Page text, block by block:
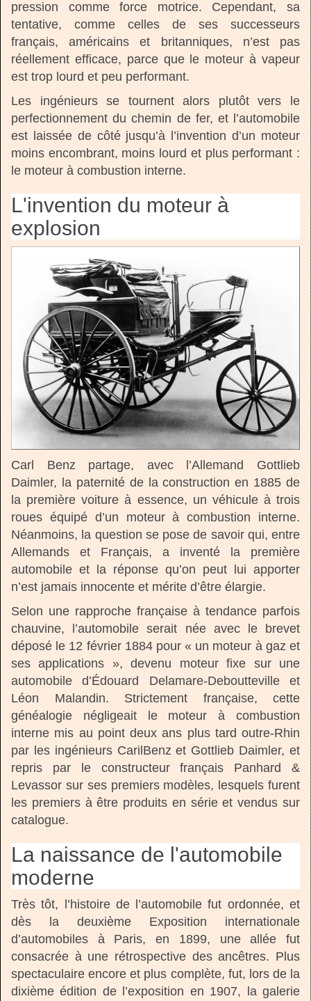
pression comme force motrice. Cependant, sa
tentative, comme celles de ses successeurs
français, américains et britanniques, n’est pas
réellement efficace, parce que le moteur à vapeur
est trop lourd et peu performant.
Les ingénieurs se tournent alors plutôt vers le
perfectionnement du chemin de fer, et l’automobile
est laissée de côté jusqu’à l’invention d’un moteur
moins encombrant, moins lourd et plus performant :
le moteur à combustion interne.
L'invention du moteur à
explosion
Carl Benz partage, avec l’Allemand Gottlieb
Daimler, la paternité de la construction en 1885 de
la première voiture à essence, un véhicule à trois
roues équipé d’un moteur à combustion interne.
Néanmoins, la question se pose de savoir qui, entre
Allemands et Français, a inventé la première
automobile et la réponse qu’on peut lui apporter
n’est jamais innocente et mérite d’être élargie.
Selon une rapproche française à tendance parfois
chauvine, l’automobile serait née avec le brevet
déposé le 12 février 1884 pour « un moteur à gaz et
ses applications », devenu moteur fixe sur une
automobile d’Édouard Delamare-Deboutteville et
Léon Malandin. Strictement française, cette
généalogie négligeait le moteur à combustion
interne mis au point deux ans plus tard outre-Rhin
par les ingénieurs CarilBenz et Gottlieb Daimler, et
repris par le constructeur français Panhard &
Levassor sur ses premiers modèles, lesquels furent
les premiers à être produits en série et vendus sur
catalogue.
La naissance de l'automobile
moderne
Très tôt, l’histoire de l’automobile fut ordonnée, et
dès la deuxième Exposition internationale
d’automobiles à Paris, en 1899, une allée fut
consacrée à une rétrospective des ancêtres. Plus
spectaculaire encore et plus complète, fut, lors de la
dixième édition de l’exposition en 1907, la galerie